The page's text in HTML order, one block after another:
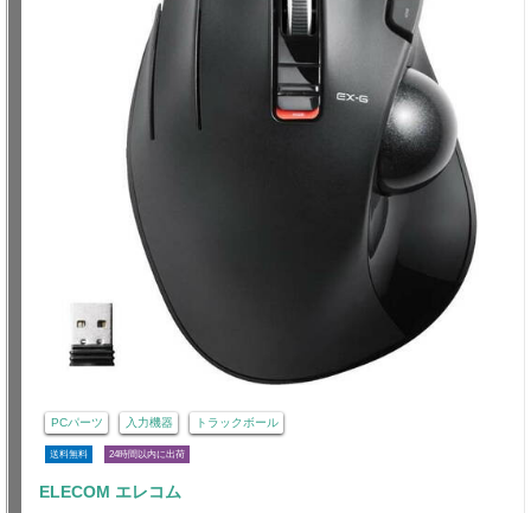
PCパーツ 入力機器 トラックボール
送料無料 24時間以内に出荷
ELECOM エレコム